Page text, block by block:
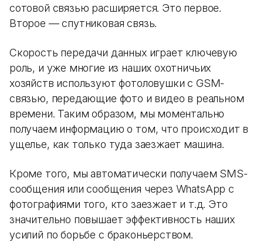
сотовой связью расширяется. Это первое.
Второе — спутниковая связь.
Скорость передачи данных играет ключевую
роль, и уже многие из наших охотничьих
хозяйств используют фотоловушки с GSM-
связью, передающие фото и видео в реальном
времени. Таким образом, мы моментально
получаем информацию о том, что происходит в
ущелье, как только туда заезжает машина.
Кроме того, мы автоматически получаем SMS-
сообщения или сообщения через WhatsApp с
фотографиями того, кто заезжает и т.д. Это
значительно повышает эффективность наших
усилий по борьбе с браконьерством.